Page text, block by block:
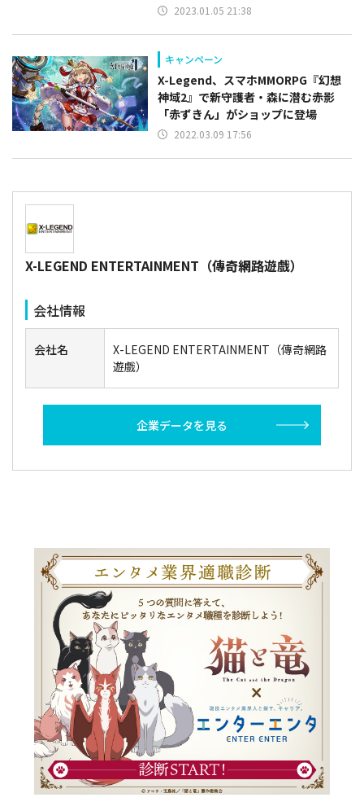
2023.01.05 21:38
キャンペーン
X-Legend、スマホMMORPG『幻想
神域2』で新守護者・森に潜む赤影
「赤ずきん」がショップに登場
2022.03.09 17:56
X-LEGEND ENTERTAINMENT（傳奇網路遊戲）
会社情報
会社名
X-LEGEND ENTERTAINMENT（傳奇網路
遊戲）
企業データを見る